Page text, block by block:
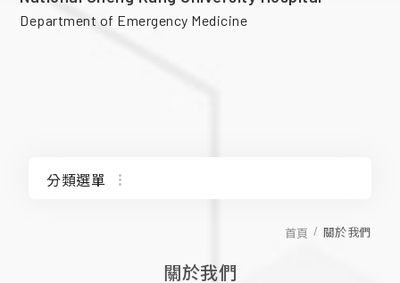
Department of Emergency Medicine
分類選單
首頁 關於我們
關於我們